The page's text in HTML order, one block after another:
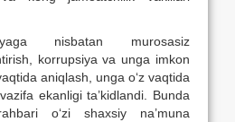
nisbatan murosasiz
korrupsiya va unga imkon
aniqlash, unga o‘z vaqtida
ekanligi ta’kidlandi. Bunda
o‘zi shaxsiy na’muna